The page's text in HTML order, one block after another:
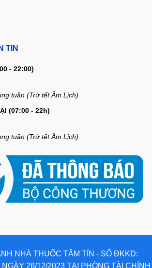
TIN
- 22:00)
tuần (Trừ tết Âm Lịch)
(07:00 - 22h)
tuần (Trừ tết Âm Lịch)
NHÀ THUỐC TÂM TÍN - SỐ ĐKKD:
26/12/2023 TẠI PHÒNG TÀI CHÍNH